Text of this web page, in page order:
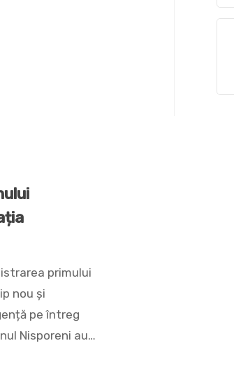
primului
nou şi
pe întreg
Nisporeni au…